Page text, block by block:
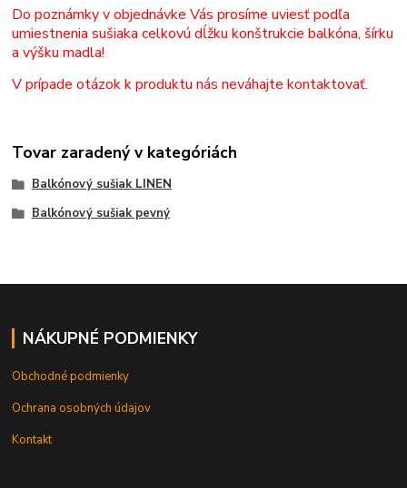
Do poznámky v objednávke Vás prosíme uviesť podľa
umiestnenia sušiaka celkovú dĺžku konštrukcie balkóna, šírku
a výšku madla!
V prípade otázok k produktu nás neváhajte kontaktovať.
Tovar zaradený v kategóriách
Balkónový sušiak LINEN
Balkónový sušiak pevný
NÁKUPNÉ PODMIENKY
Obchodné podmienky
Ochrana osobných údajov
Kontakt